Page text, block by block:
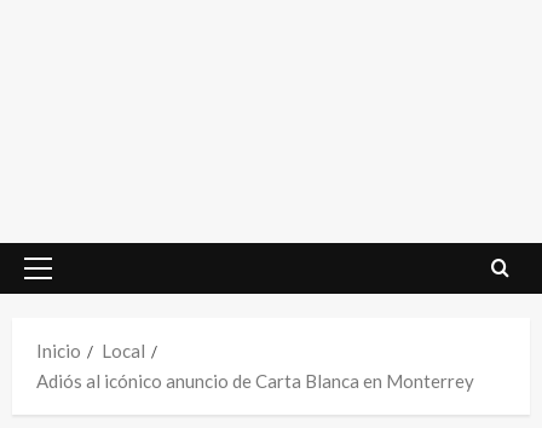
Menú
Inicio
Local
Adiós al icónico anuncio de Carta Blanca en Monterrey